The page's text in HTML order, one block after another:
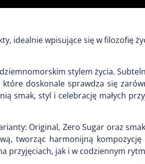
idealnie wpisujące się w filozofię
stylem życia.
doskonale sprawdza się
smak, styl i celebrację małych
Original, Zero Sugar oraz
tworząc harmonijną kompozycję
przyjęciach, jak i w codziennym